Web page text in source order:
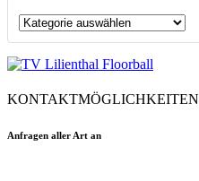
Alle
KONTAKTMÖGLICHKEITEN
Anfragen aller Art an